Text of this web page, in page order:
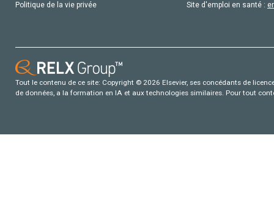
Politique de la vie privée
Site d'emploi en santé :
Tout le contenu de ce site: Copyright © 2026 Elsevier, ses concédants de
de données, a la formation en IA et aux technologies similaires. Pour tout